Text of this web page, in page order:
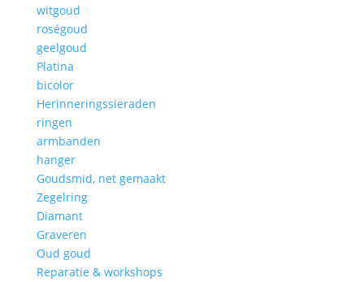
witgoud
roségoud
geelgoud
Platina
bicolor
Herinneringssieraden
ringen
armbanden
hanger
Goudsmid, net gemaakt
Zegelring
Diamant
Graveren
Oud goud
Reparatie & workshops